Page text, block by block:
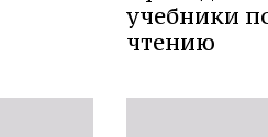
учебники
чтению